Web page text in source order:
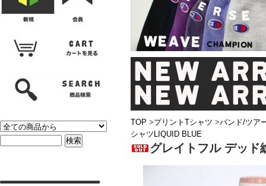
TOP >プリントTシャツ >バンド/ツア
シャツLIQUID BLUE
グレイトフル デッド